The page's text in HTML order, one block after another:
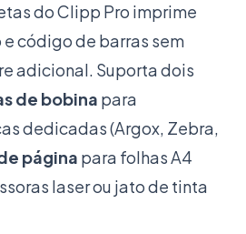
do Clipp Pro imprime
código de barras sem
adicional. Suporta dois
de bobina para
dedicadas (Argox, Zebra,
página para folhas A4
laser ou jato de tinta